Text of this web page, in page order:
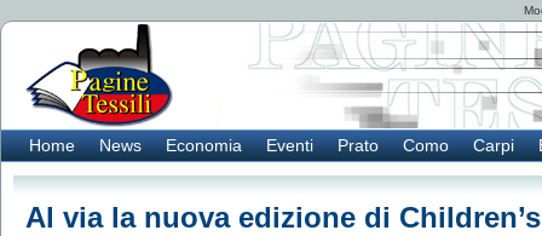
Home News Economia Eventi Prato Como Carpi
Al via la nuova edizione di